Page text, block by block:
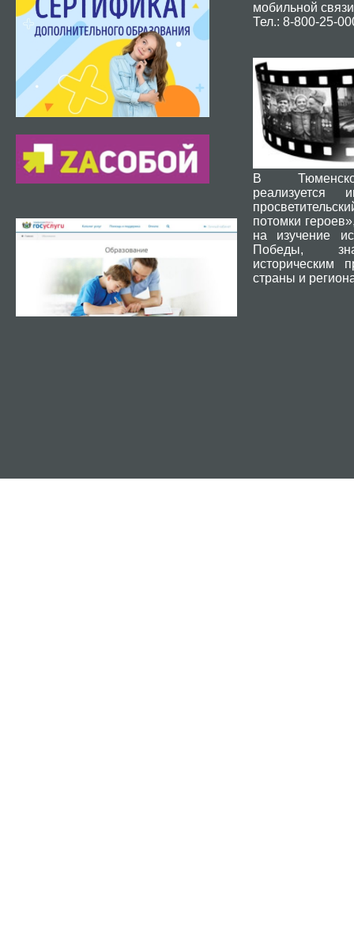
мобильной
Тел.: 8-800-25-
В
реализуется
потомки
на изучение
Победы,
историческим
страны и